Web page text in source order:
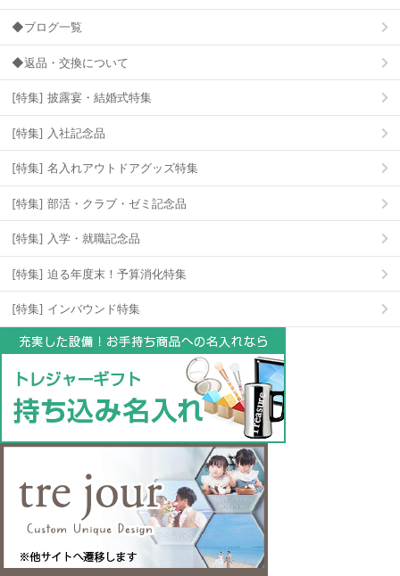
◆ブログ一覧
◆返品・交換について
[特集] 披露宴・結婚式特集
[特集] 入社記念品
[特集] 名入れアウトドアグッズ特集
[特集] 部活・クラブ・ゼミ記念品
[特集] 入学・就職記念品
[特集] 迫る年度末！予算消化特集
[特集] インバウンド特集